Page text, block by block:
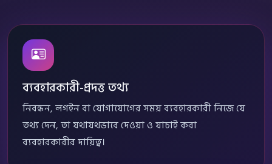
ব্যবহারকারী-প্রদত্ত তথ্য
নিবন্ধন, লগইন বা যোগাযোগের সময় ব্যবহারকারী নিজে যে
তথ্য দেন, তা যথাযথভাবে দেওয়া ও যাচাই করা
ব্যবহারকারীর দায়িত্ব।